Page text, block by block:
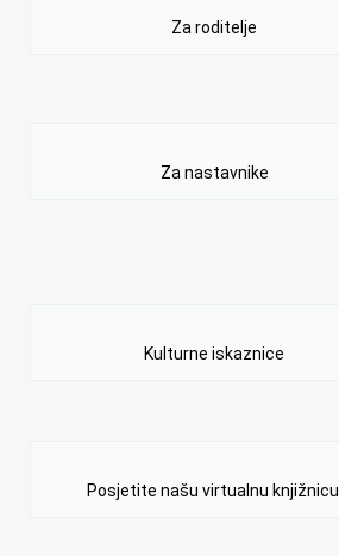
Za roditelje
Za nastavnike
Kulturne iskaznice
Posjetite našu virtualnu knjižnicu.